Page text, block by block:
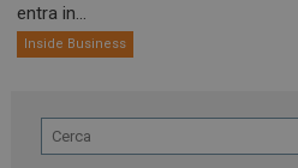
entra in...
Inside Business